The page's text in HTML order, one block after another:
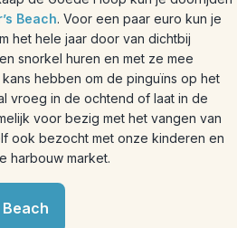
Beach. Voor een paar euro kun je
het hele jaar door van dichtbij
snorkel huren en met ze mee
hebben om de pinguïns op het
vroeg in de ochtend of laat in de
voor bezig met het vangen van
ook bezocht met onze kinderen en
harbouw market.